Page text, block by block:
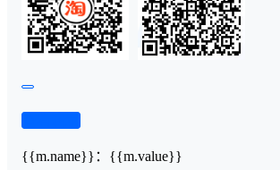
{{m.name}} ： {{m.value}}